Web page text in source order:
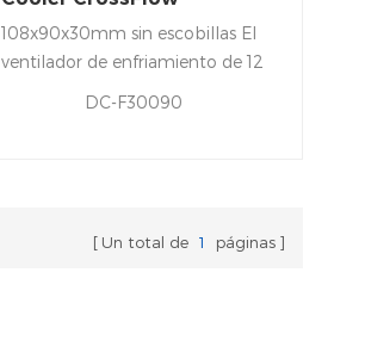
ventilador del radiador
108x90x30mm sin escobillas El
ventilador de enfriamiento de 12
obra exquisita, y un largo
DC-F30090
Un total de 1 páginas